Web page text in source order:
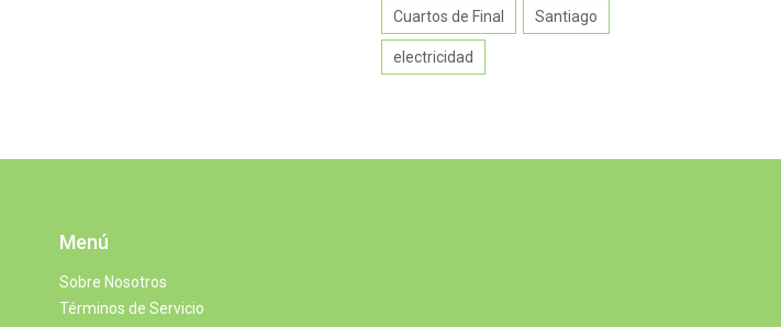
Cuartos de Final Santiago
electricidad
Menú
Sobre Nosotros
Términos de Servicio